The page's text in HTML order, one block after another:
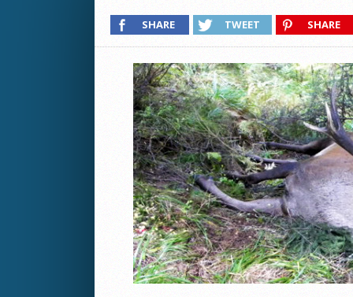
SHARE TWEET SHARE